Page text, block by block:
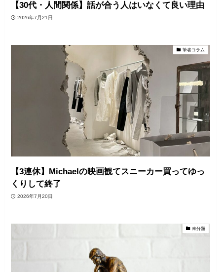
【30代・人間関係】話が合う人はいなくて良い理由
2026年7月21日
筆者コラム
【3連休】Michaelの映画観てスニーカー買ってゆっ
くりして終了
2026年7月20日
未分類